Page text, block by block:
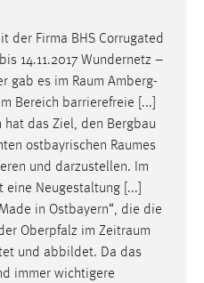
der Firma BHS Corrugated
14.11.2017 Wundernetz –
gab es im Raum Amberg-
Bereich barrierefreie [...]
hat das Ziel, den Bergbau
ostbayrischen Raumes
und darzustellen. Im
Neugestaltung [...]
in Ostbayern“, die die
Oberpfalz im Zeitraum
und abbildet. Da das
immer wichtigere